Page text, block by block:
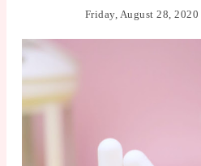
Friday, August 28, 2020